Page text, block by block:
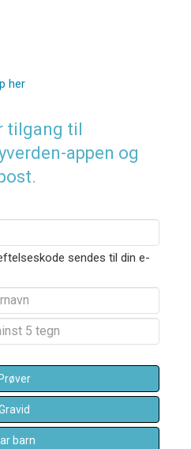
her
tilgang til
appen og
sendes til din e-
barn